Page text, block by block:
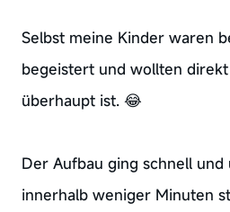
Selbst meine Kinder waren
begeistert und wollten direkt
überhaupt ist. 😂
Der Aufbau ging schnell
innerhalb weniger Minuten